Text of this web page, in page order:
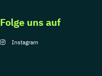
Folge uns auf
Instagram